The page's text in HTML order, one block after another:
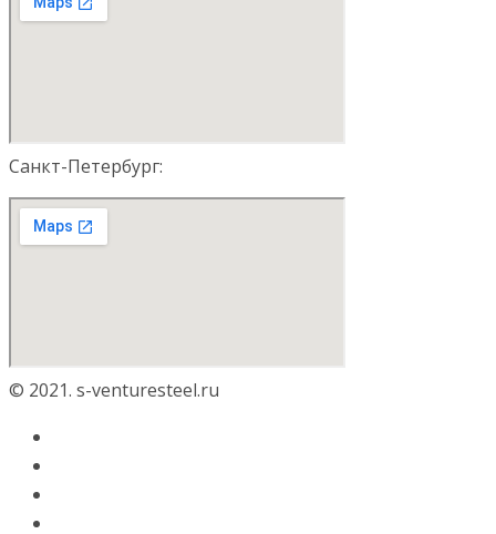
Санкт-Петербург:
© 2021. s-venturesteel.ru